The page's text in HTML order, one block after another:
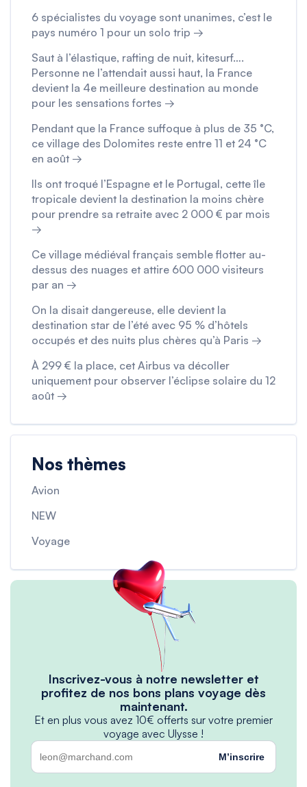
6 spécialistes du voyage sont unanimes, c’est le
pays numéro 1 pour un solo trip →
Saut à l’élastique, rafting de nuit, kitesurf….
Personne ne l’attendait aussi haut, la France
devient la 4e meilleure destination au monde
pour les sensations fortes →
Pendant que la France suffoque à plus de 35 °C,
ce village des Dolomites reste entre 11 et 24 °C
en août →
Ils ont troqué l’Espagne et le Portugal, cette île
tropicale devient la destination la moins chère
pour prendre sa retraite avec 2 000 € par mois
→
Ce village médiéval français semble flotter au-
dessus des nuages et attire 600 000 visiteurs
par an →
On la disait dangereuse, elle devient la
destination star de l’été avec 95 % d’hôtels
occupés et des nuits plus chères qu’à Paris →
À 299 € la place, cet Airbus va décoller
uniquement pour observer l’éclipse solaire du 12
août →
Nos thèmes
Avion
NEW
Voyage
Inscrivez-vous à notre newsletter et
profitez de nos bons plans voyage dès
maintenant.
Et en plus vous avez 10€ offerts sur votre premier
voyage avec Ulysse !
M’inscrire